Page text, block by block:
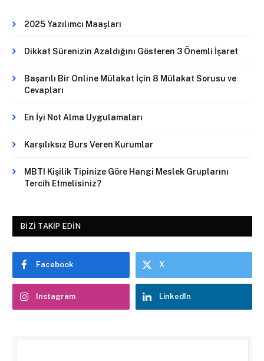
2025 Yazılımcı Maaşları
Dikkat Sürenizin Azaldığını Gösteren 3 Önemli İşaret
Başarılı Bir Online Mülakat İçin 8 Mülakat Sorusu ve
Cevapları
En İyi Not Alma Uygulamaları
Karşılıksız Burs Veren Kurumlar
MBTI Kişilik Tipinize Göre Hangi Meslek Gruplarını
Tercih Etmelisiniz?
BIZI TAKIP EDIN
Facebook X
Instagram LinkedIn